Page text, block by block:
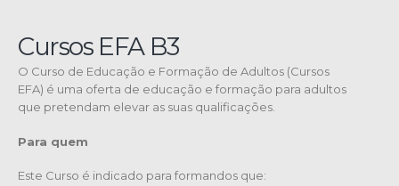
Cursos EFA B3
O Curso de Educação e Formação de Adultos (Cursos
EFA) é uma oferta de educação e formação para adultos
que pretendam elevar as suas qualificações.
Para quem
Este Curso é indicado para formandos que: